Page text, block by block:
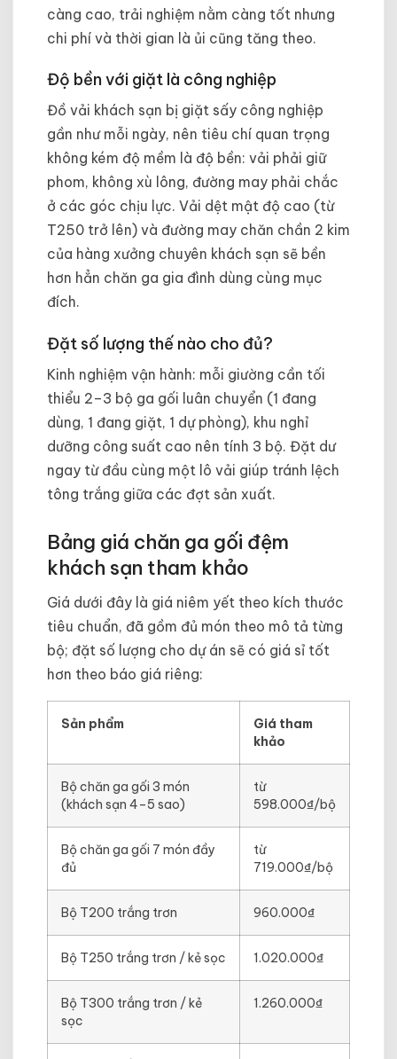
càng cao, trải nghiệm nằm càng tốt nhưng
chi phí và thời gian là ủi cũng tăng theo.
Độ bền với giặt là công nghiệp
Đồ vải khách sạn bị giặt sấy công nghiệp
gần như mỗi ngày, nên tiêu chí quan trọng
không kém độ mềm là độ bền: vải phải giữ
phom, không xù lông, đường may phải chắc
ở các góc chịu lực. Vải dệt mật độ cao (từ
T250 trở lên) và đường may chăn chần 2 kim
của hàng xưởng chuyên khách sạn sẽ bền
hơn hẳn chăn ga gia đình dùng cùng mục
đích.
Đặt số lượng thế nào cho đủ?
Kinh nghiệm vận hành: mỗi giường cần tối
thiểu 2–3 bộ ga gối luân chuyển (1 đang
dùng, 1 đang giặt, 1 dự phòng), khu nghỉ
dưỡng công suất cao nên tính 3 bộ. Đặt dư
ngay từ đầu cùng một lô vải giúp tránh lệch
tông trắng giữa các đợt sản xuất.
Bảng giá chăn ga gối đệm
khách sạn tham khảo
Giá dưới đây là giá niêm yết theo kích thước
tiêu chuẩn, đã gồm đủ món theo mô tả từng
bộ; đặt số lượng cho dự án sẽ có giá sỉ tốt
hơn theo báo giá riêng:
Sản phẩm
Giá tham
khảo
Bộ chăn ga gối 3 món
(khách sạn 4–5 sao)
từ
598.000₫/bộ
Bộ chăn ga gối 7 món đầy
đủ
từ
719.000₫/bộ
Bộ T200 trắng trơn 960.000₫
Bộ T250 trắng trơn / kẻ sọc 1.020.000₫
Bộ T300 trắng trơn / kẻ
sọc
1.260.000₫